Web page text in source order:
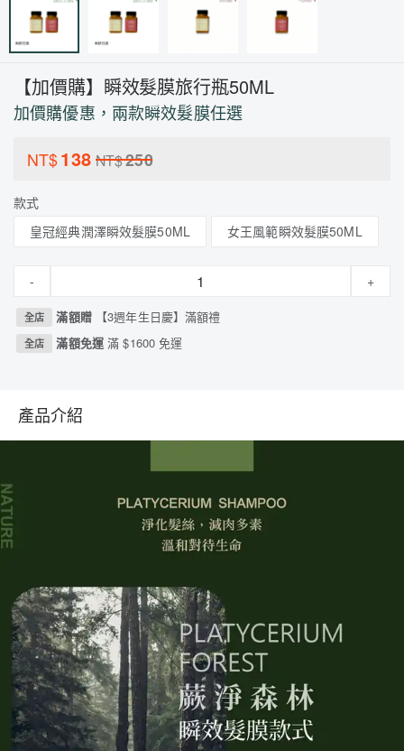
【加價購】瞬效髮膜旅行瓶50ML
加價購優惠，兩款瞬效髮膜任選
NT$138 NT$250
款式
皇冠經典潤澤瞬效髮膜50ML
女王風範瞬效髮膜50ML
- +
全店 滿額贈 【3週年生日慶】滿額禮
全店 滿額免運滿 $1600 免運
產品介紹